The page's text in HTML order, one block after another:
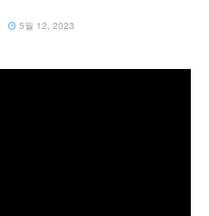
5월 12, 2023